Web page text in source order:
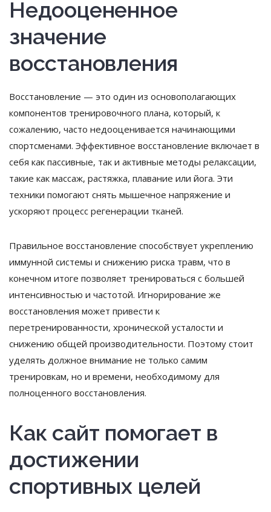
Недооцененное
значение
восстановления
Восстановление — это один из основополагающих
компонентов тренировочного плана, который, к
сожалению, часто недооценивается начинающими
спортсменами. Эффективное восстановление включает в
себя как пассивные, так и активные методы релаксации,
такие как массаж, растяжка, плавание или йога. Эти
техники помогают снять мышечное напряжение и
ускоряют процесс регенерации тканей.
Правильное восстановление способствует укреплению
иммунной системы и снижению риска травм, что в
конечном итоге позволяет тренироваться с большей
интенсивностью и частотой. Игнорирование же
восстановления может привести к
перетренированности, хронической усталости и
снижению общей производительности. Поэтому стоит
уделять должное внимание не только самим
тренировкам, но и времени, необходимому для
полноценного восстановления.
Как сайт помогает в
достижении
спортивных целей